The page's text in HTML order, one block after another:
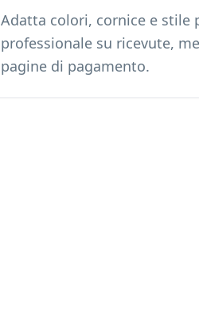
Adatta colori, cornice e stile
professionale su ricevute,
pagine di pagamento.